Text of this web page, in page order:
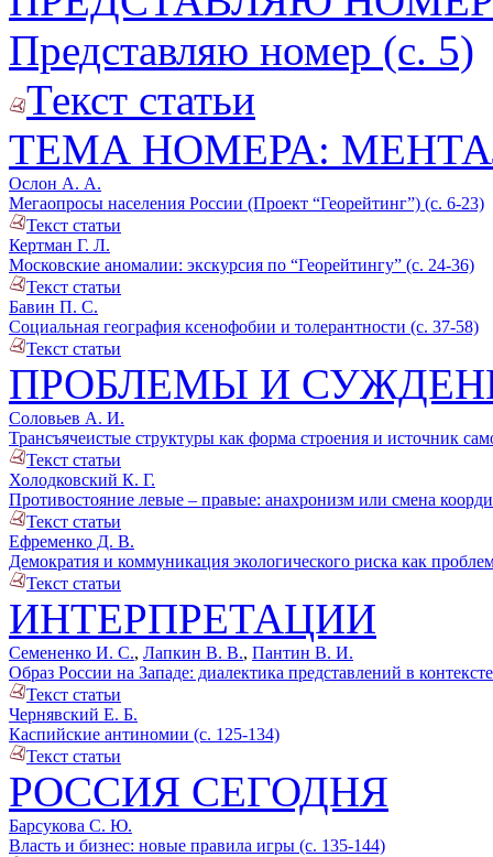
Представляю номер (с. 5)
Текст статьи
ТЕМА НОМЕРА:
Ослон А. А.
Мегаопросы населения России (Проект “Георейтинг”) (с. 6-23)
Текст статьи
Кертман Г. Л.
Московские аномалии: экскурсия по “Георейтингу” (с. 24-36)
Текст статьи
Бавин П. С.
Социальная география ксенофобии и толерантности (с. 37-58)
Текст статьи
ПРОБЛЕМЫ И
Соловьев А. И.
Трансъячеистые структуры как форма строения и источник
Текст статьи
Холодковский К. Г.
Противостояние левые – правые: анахронизм или смена
Текст статьи
Ефременко Д. В.
Демократия и коммуникация экологического риска как
Текст статьи
ИНТЕРПРЕТАЦИИ
Семененко И. С., Лапкин В. В., Пантин В. И.
Образ России на Западе: диалектика представлений в
Текст статьи
Чернявский Е. Б.
Каспийские антиномии (с. 125-134)
Текст статьи
РОССИЯ СЕГОДНЯ
Барсукова С. Ю.
Власть и бизнес: новые правила игры (с. 135-144)